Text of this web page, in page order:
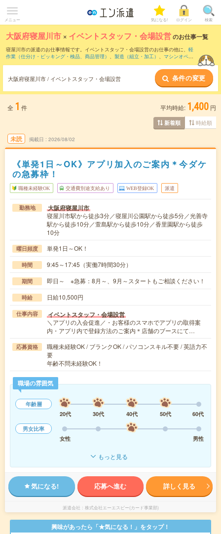
メニュー 気になる! ログイン 検索
大阪府寝屋川市 × イベントスタッフ・会場設営のお仕事一覧
寝屋川市の派遣のお仕事情報です。イベントスタッフ・会場設営のお仕事の他に、 軽
作業（仕分け・ピッキング・検品、商品管理） 、 製造（組立・加工） 、 マシンオペレ
イベントスタッフ・会場設
営のお仕事とは？とは？
大阪府寝屋川市 / イベントスタッフ・会場設営 条件の変更
全 1 件 平均時給: 1,400 円
新着順 時給順
未読 掲載日 2026/08/02
《単発1日～OK》アプリ加入のご案内＊今ダケ
の急募枠！
職種未経験OK 交通費別途支給あり WEB登録OK 派遣
勤務地 大阪府寝屋川市
寝屋川市駅から徒歩3分／寝屋川公園駅から徒歩5分／光善寺
駅から徒歩10分／萱島駅から徒歩10分／香里園駅から徒歩
10分
曜日頻度 単発1日～OK！
時間 9:45～17:45（実働7時間30分）
期間 即日～ ※急募：8月～、9月～スタートもご相談ください！
時給 日給10,500円
仕事内容 イベントスタッフ・会場設営
＼アプリの入会促進／・お客様のスマホでアプリの取得案
内・アプリ内で登録方法のご案内＊店舗のブースにて…
応募資格
職種未経験OK / ブランクOK / パソコンスキル不要 / 英語力不
要
年齢不問未経験OK！
職場の雰囲気
年齢層
20代
30代 40代 50代
60代
男女比率
女性
男性
もっと見る
気になる! 応募へ進む 詳しく見る
派遣会社 株式会社エーエスピー(カード事業部)
興味があったら「★気になる！」をタップ！